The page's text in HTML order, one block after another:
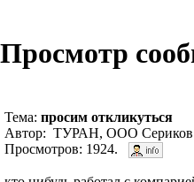
Просмотр
Тема: просим откликуться
Автор: ТУРАН, ООО Сериков
Просмотров: 1924.